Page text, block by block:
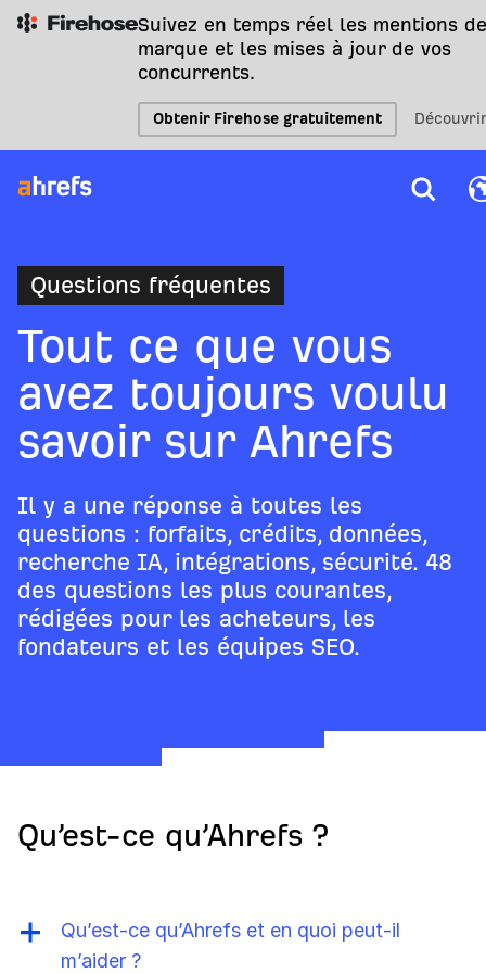
Suivez en temps réel les mentions
marque et les mises à jour de vos
concurrents.
Obtenir Firehose gratuitement
Questions fréquentes
Tout ce que vous
avez toujours voulu
savoir sur Ahrefs
Il y a une réponse à toutes les
questions : forfaits, crédits, données,
recherche IA, intégrations, sécurité. 48
des questions les plus courantes,
rédigées pour les acheteurs, les
fondateurs et les équipes SEO.
Qu’est-ce qu’Ahrefs ?
Qu’est-ce qu’Ahrefs et en quoi peut-il
m’aider ?